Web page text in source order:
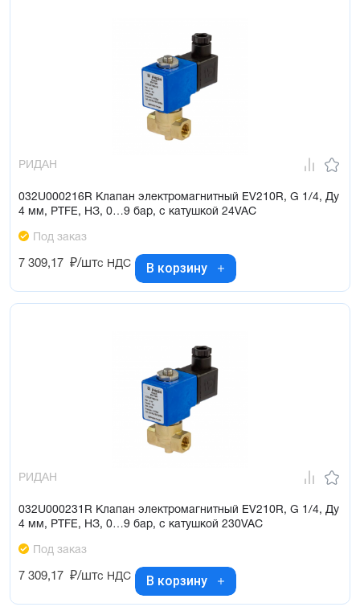
РИДАН
032U000216R Клапан электромагнитный EV210R, G 1/4, Ду
4 мм, PTFE, НЗ, 0…9 бар, с катушкой 24VAC
Под заказ
7 309,17 ₽/штс НДС В корзину
РИДАН
032U000231R Клапан электромагнитный EV210R, G 1/4, Ду
4 мм, PTFE, НЗ, 0…9 бар, с катушкой 230VAC
Под заказ
7 309,17 ₽/штс НДС В корзину